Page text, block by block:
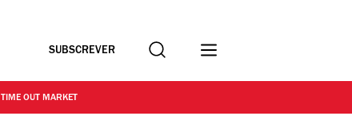
SUBSCREVER Procurar
TIME OUT MARKET